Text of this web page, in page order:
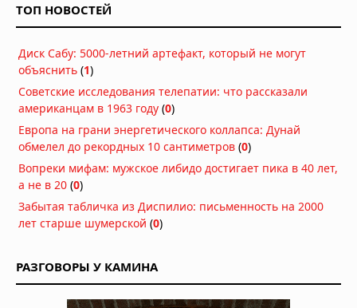
04.08.2026 в 08:36
Изменение климата иссушает
засуха 2026 года
28.07.2026 в 12:19
Ученые нашли скрытую океанскую
систему, которая стабилизировала
28.07.2026 в 08:40
супер-Эль-Ниньо создают
атмосферный щит для США
Температура океана бьет рекорды
50 дней подряд на фоне усиления
Эль-Ниньо
ТОП НОВОСТЕЙ
Диск Сабу: 5000-летний артефакт, который не могут
объяснить (1)
Советские исследования телепатии: что рассказали
американцам в 1963 году (0)
Европа на грани энергетического коллапса: Дунай
обмелел до рекордных 10 сантиметров (0)
Вопреки мифам: мужское либидо достигает пика в 40 лет,
а не в 20 (0)
Забытая табличка из Диспилио: письменность на 2000
лет старше шумерской (0)
РАЗГОВОРЫ У КАМИНА